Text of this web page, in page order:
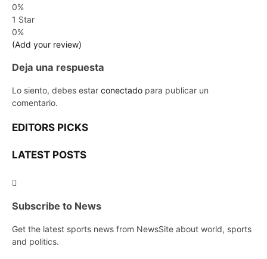
0%
1 Star
0%
(Add your review)
Deja una respuesta
Lo siento, debes estar conectado para publicar un
comentario.
EDITORS PICKS
LATEST POSTS
Subscribe to News
Get the latest sports news from NewsSite about world, sports
and politics.